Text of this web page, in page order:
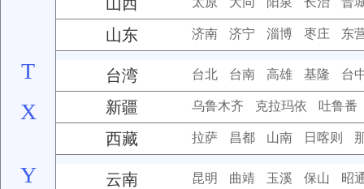
山东 济南 济宁 淄博 枣庄 东
T 台湾 台北 台南 高雄 基隆 台
X 新疆 乌鲁木齐 克拉玛依 吐鲁番
西藏 拉萨 昌都 山南 日喀则
Y 云南 昆明 曲靖 玉溪 保山 昭